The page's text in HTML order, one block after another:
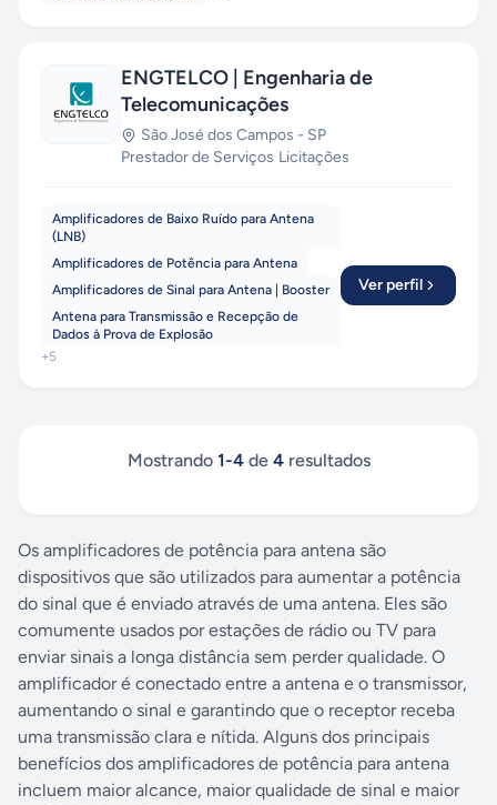
ENGTELCO | Engenharia de
Telecomunicações
São José dos Campos - SP
Prestador de Serviços·Licitações
Amplificadores de Baixo Ruído para Antena
(LNB)
Amplificadores de Potência para Antena
Amplificadores de Sinal para Antena | Booster
Antena para Transmissão e Recepção de
Dados à Prova de Explosão
+5
Ver perfil
Mostrando 1-4de 4resultados
Os amplificadores de potência para antena são
dispositivos que são utilizados para aumentar a potência
do sinal que é enviado através de uma antena. Eles são
comumente usados ​​por estações de rádio ou TV para
enviar sinais a longa distância sem perder qualidade. O
amplificador é conectado entre a antena e o transmissor,
aumentando o sinal e garantindo que o receptor receba
uma transmissão clara e nítida. Alguns dos principais
benefícios dos amplificadores de potência para antena
incluem maior alcance, maior qualidade de sinal e maior